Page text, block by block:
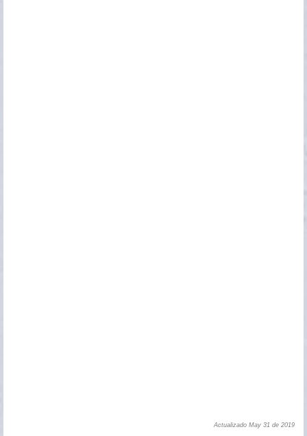
Actualizado May 31 de 2019